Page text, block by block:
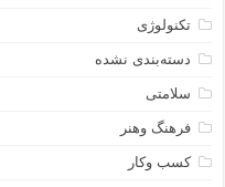
تکنولوژی
دسته‌بندی نشده
سلامتی
فرهنگ وهنر
کسب وکار